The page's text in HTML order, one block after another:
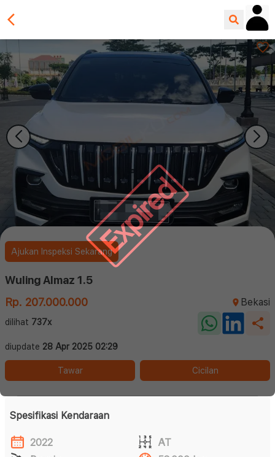
Expired
Ajukan Inspeksi Sekarang
Wuling Almaz 1.5
Rp. 207.000.000
Bekasi
dilihat 737x
diupdate 28 Apr 2025 02:29
Tawar Cicilan
Spesifikasi Kendaraan
2022
AT